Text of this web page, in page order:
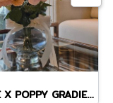
EVELINE X POPPY GRADIENT VASE